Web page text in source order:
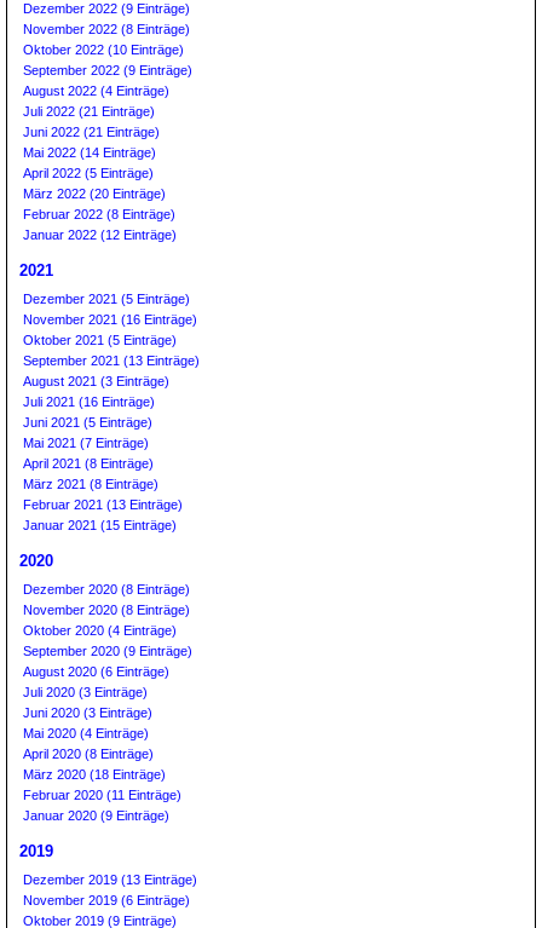
Dezember 2022 (9 Einträge)
November 2022 (8 Einträge)
Oktober 2022 (10 Einträge)
September 2022 (9 Einträge)
August 2022 (4 Einträge)
Juli 2022 (21 Einträge)
Juni 2022 (21 Einträge)
Mai 2022 (14 Einträge)
April 2022 (5 Einträge)
März 2022 (20 Einträge)
Februar 2022 (8 Einträge)
Januar 2022 (12 Einträge)
2021
Dezember 2021 (5 Einträge)
November 2021 (16 Einträge)
Oktober 2021 (5 Einträge)
September 2021 (13 Einträge)
August 2021 (3 Einträge)
Juli 2021 (16 Einträge)
Juni 2021 (5 Einträge)
Mai 2021 (7 Einträge)
April 2021 (8 Einträge)
März 2021 (8 Einträge)
Februar 2021 (13 Einträge)
Januar 2021 (15 Einträge)
2020
Dezember 2020 (8 Einträge)
November 2020 (8 Einträge)
Oktober 2020 (4 Einträge)
September 2020 (9 Einträge)
August 2020 (6 Einträge)
Juli 2020 (3 Einträge)
Juni 2020 (3 Einträge)
Mai 2020 (4 Einträge)
April 2020 (8 Einträge)
März 2020 (18 Einträge)
Februar 2020 (11 Einträge)
Januar 2020 (9 Einträge)
2019
Dezember 2019 (13 Einträge)
November 2019 (6 Einträge)
Oktober 2019 (9 Einträge)